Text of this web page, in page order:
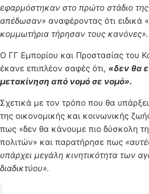
εφαρμόστηκαν στο πρώτο στάδιο
απέδωσαν» αναφέροντας ότι ειδικά «
κομμωτήρια τήρησαν τους κανόνες».
Ο ΓΓ Εμπορίου και Προστασίας του
έκανε επιπλέον σαφές ότι, «δεν θα
μετακίνηση από νομό σε νομό».
Σχετικά με τον τρόπο που θα
της οικονομικής και κοινωνικής
πως «δεν θα κάνουμε πιο δύσκολη
πολιτών» και παρατήρησε πως
υπάρχει μεγάλη κινητικότητα των
διαδικτύου».